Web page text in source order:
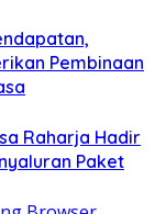
Pembinaan
Raharja Hadir
Paket